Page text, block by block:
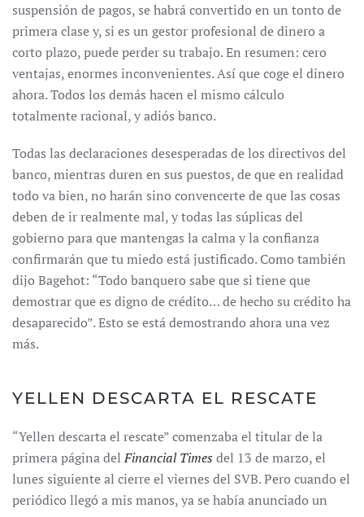
suspensión de pagos, se habrá convertido en un tonto de
primera clase y, si es un gestor profesional de dinero a
corto plazo, puede perder su trabajo. En resumen: cero
ventajas, enormes inconvenientes. Así que coge el dinero
ahora. Todos los demás hacen el mismo cálculo
totalmente racional, y adiós banco.
Todas las declaraciones desesperadas de los directivos del
banco, mientras duren en sus puestos, de que en realidad
todo va bien, no harán sino convencerte de que las cosas
deben de ir realmente mal, y todas las súplicas del
gobierno para que mantengas la calma y la confianza
confirmarán que tu miedo está justificado. Como también
dijo Bagehot: “Todo banquero sabe que si tiene que
demostrar que es digno de crédito… de hecho su crédito ha
desaparecido”. Esto se está demostrando ahora una vez
más.
YELLEN DESCARTA EL RESCATE
“Yellen descarta el rescate” comenzaba el titular de la
primera página delFinancial Times del 13 de marzo, el
lunes siguiente al cierre el viernes del SVB. Pero cuando el
periódico llegó a mis manos, ya se había anunciado un